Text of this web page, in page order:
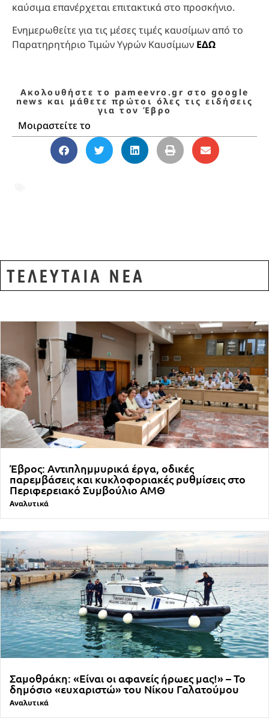
καύσιμα επανέρχεται επιτακτικά στο προσκήνιο.
Ενημερωθείτε για τις μέσες τιμές καυσίμων από το
Παρατηρητήριο Τιμών Υγρών Καυσίμων ΕΔΩ
Ακολουθήστε το pameevro.gr στο google
news και μάθετε πρώτοι όλες τις ειδήσεις
για τον Έβρο
Μοιραστείτε το
ΤΕΛΕΥΤΑΙΑ ΝΕΑ
Έβρος: Αντιπλημμυρικά έργα, οδικές
παρεμβάσεις και κυκλοφοριακές ρυθμίσεις στο
Περιφερειακό Συμβούλιο ΑΜΘ
Αναλυτικά
Σαμοθράκη: «Είναι οι αφανείς ήρωες μας!» – Το
δημόσιο «ευχαριστώ» του Νίκου Γαλατούμου
Αναλυτικά